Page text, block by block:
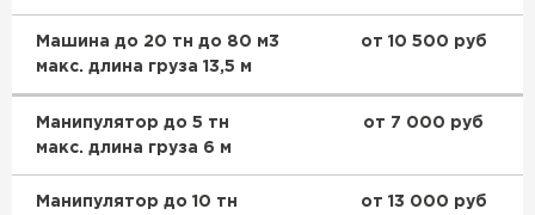
Машина до 20 тн до 80 м3
макс. длина груза 13,5 м
от 10 500 руб
Манипулятор до 5 тн
макс. длина груза 6 м
от 7 000 руб
Манипулятор до 10 тн
от 13 000 руб